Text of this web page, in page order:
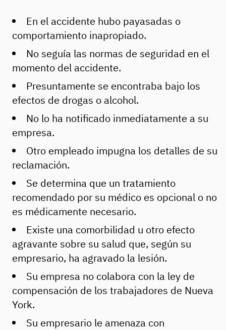
En el accidente hubo payasadas o
comportamiento inapropiado.
No seguía las normas de seguridad en el
momento del accidente.
Presuntamente se encontraba bajo los
efectos de drogas o alcohol.
No lo ha notificado inmediatamente a su
empresa.
Otro empleado impugna los detalles de su
reclamación.
Se determina que un tratamiento
recomendado por su médico es opcional o no
es médicamente necesario.
Existe una comorbilidad u otro efecto
agravante sobre su salud que, según su
empresario, ha agravado la lesión.
Su empresa no colabora con la ley de
compensación de los trabajadores de Nueva
York.
Su empresario le amenaza con